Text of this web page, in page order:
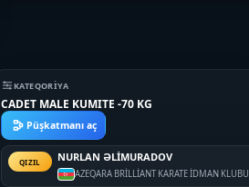
KATEQORIYA
CADET MALE KUMITE -70 KG
Püşkatmanı aç
QIZIL NURLAN ƏLİMURADOV
AZEQARA BRİLLİANT KARATE İDMAN KLUBU